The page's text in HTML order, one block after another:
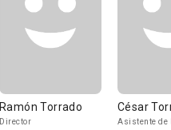
Ramón Torrado
Director
César
Asistente de